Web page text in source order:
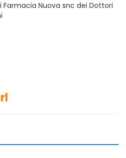
Nuova snc dei Dottori